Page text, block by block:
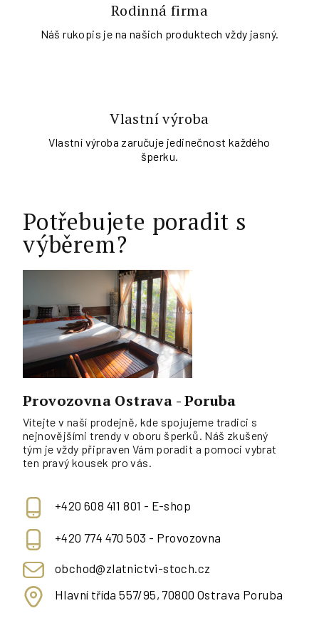
Rodinná firma
Náš rukopis je na našich produktech vždy jasný.
Vlastní výroba
Vlastní výroba zaručuje jedinečnost každého
šperku.
Potřebujete poradit s
výběrem?
Provozovna Ostrava - Poruba
Vítejte v naší prodejně, kde spojujeme tradici s
nejnovějšími trendy v oboru šperků. Náš zkušený
tým je vždy připraven Vám poradit a pomoci vybrat
ten pravý kousek pro vás.
+420 608 411 801 - E-shop
+420 774 470 503 - Provozovna
obchod@zlatnictvi-stoch.cz
Hlavní třída 557/95, 70800 Ostrava Poruba